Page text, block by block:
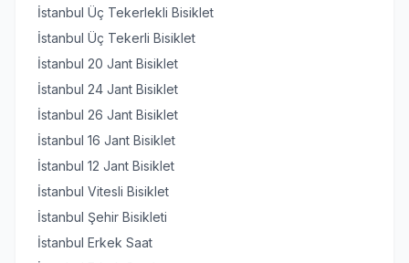
İstanbul Üç Tekerlekli Bisiklet
İstanbul Üç Tekerli Bisiklet
İstanbul 20 Jant Bisiklet
İstanbul 24 Jant Bisiklet
İstanbul 26 Jant Bisiklet
İstanbul 16 Jant Bisiklet
İstanbul 12 Jant Bisiklet
İstanbul Vitesli Bisiklet
İstanbul Şehir Bisikleti
İstanbul Erkek Saat